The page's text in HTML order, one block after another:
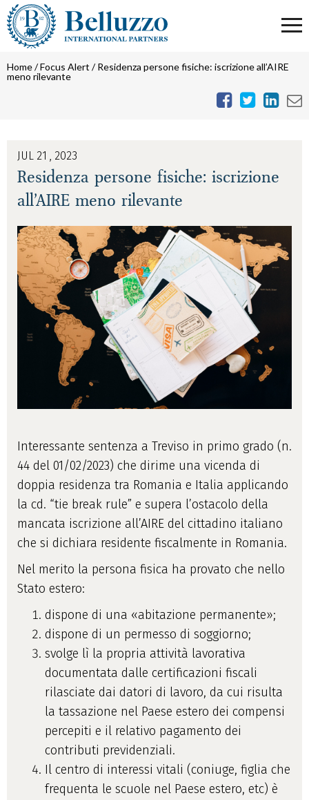
Home/Focus Alert /Residenza persone fisiche: iscrizione all’AIRE
meno rilevante
JUL 21 , 2023
Residenza persone fisiche: iscrizione
all’AIRE meno rilevante
Interessante sentenza a Treviso in primo grado (n.
44 del 01/02/2023) che dirime una vicenda di
doppia residenza tra Romania e Italia applicando
la cd. “tie break rule” e supera l’ostacolo della
mancata iscrizione all’AIRE del cittadino italiano
che si dichiara residente fiscalmente in Romania.
Nel merito la persona fisica ha provato che nello
Stato estero:
dispone di una «abitazione permanente»;
dispone di un permesso di soggiorno;
svolge lì la propria attività lavorativa
documentata dalle certificazioni fiscali
rilasciate dai datori di lavoro, da cui risulta
la tassazione nel Paese estero dei compensi
percepiti e il relativo pagamento dei
contributi previdenziali.
Il centro di interessi vitali (coniuge, figlia che
frequenta le scuole nel Paese estero, etc) è